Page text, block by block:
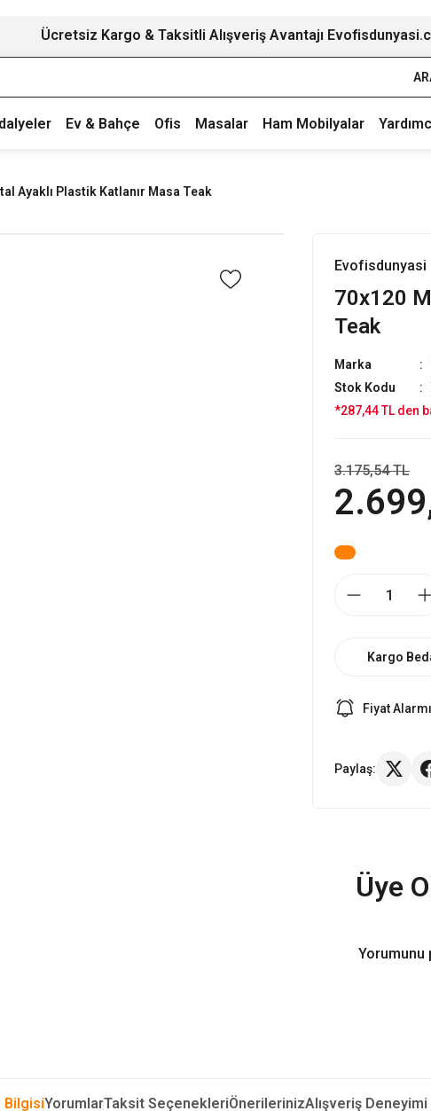
Ücretsiz Kargo & Taksitli Alışveriş Avantajı
Ev & Bahçe Ofis Masalar Ham Mobilyalar
Ayaklı Plastik Katlanır Masa Teak
Evofisdunyasi
70x120
Teak
Marka
Stok Kodu
*287,44 TL den
3.175,54 TL
Kargo
Fiyat Alarmı
Paylaş:
Üye
Yorumunu
BilgisiYorumlarTaksit SeçenekleriÖnerilerinizAlışveriş Deneyimi